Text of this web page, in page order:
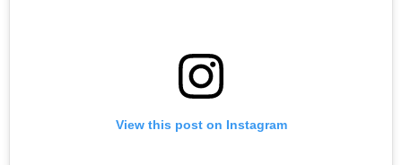
View this post on Instagram